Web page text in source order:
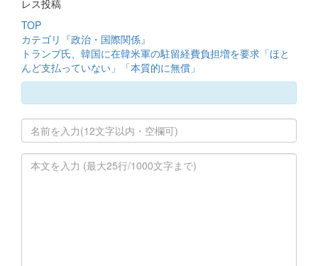
レス投稿
TOP
カテゴリ『政治・国際関係』
トランプ氏、韓国に在韓米軍の駐留経費負担増を要求「ほと
んど支払っていない」「本質的に無償」